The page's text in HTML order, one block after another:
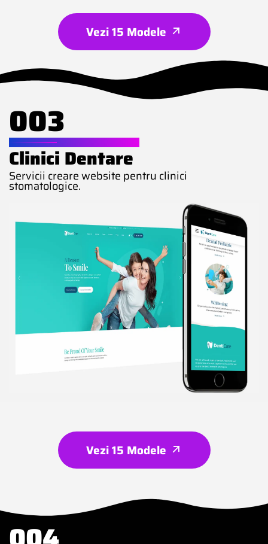
Vezi 15 Modele
003WEBSITE PENTRU
Clinici Dentare
Servicii creare website pentru clinici
stomatologice.
Vezi 15 Modele